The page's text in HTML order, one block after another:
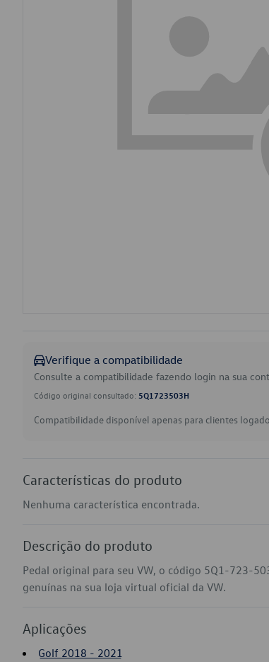
Verifique a compatibilidade
Consulte a compatibilidade fazendo login na sua
Código original consultado: 5Q1723503H
Compatibilidade disponível apenas para clientes
Características do produto
Nenhuma característica encontrada.
Descrição do produto
Pedal original para seu VW, o código 5Q1-723-
genuínas na sua loja virtual oficial da VW.
Aplicações
Golf 2018 - 2021